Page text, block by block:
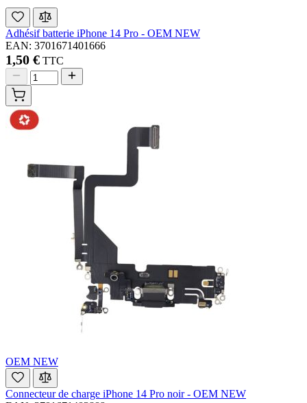
Adhésif batterie iPhone 14 Pro - OEM NEW
EAN: 3701671401666
1,50 € TTC
OEM NEW
Connecteur de charge iPhone 14 Pro noir - OEM NEW